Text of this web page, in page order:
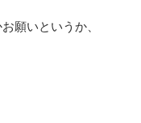
願いというか、